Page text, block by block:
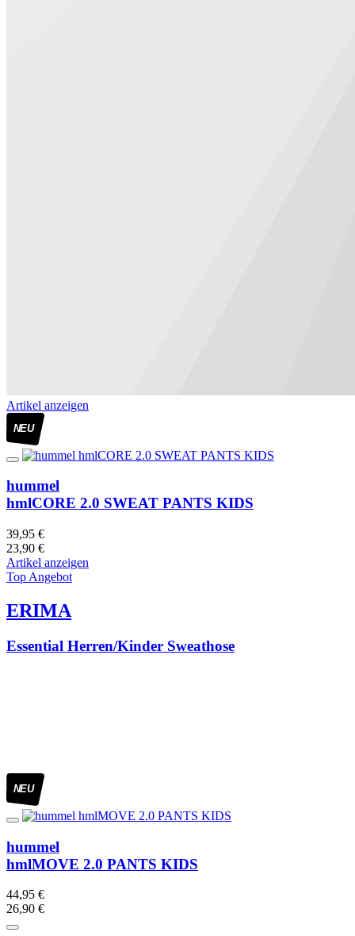
Artikel anzeigen
NEU
hummel
hmlCORE 2.0 SWEAT PANTS KIDS
39,95 €
23,90 €
Artikel anzeigen
Top Angebot
ERIMA
Essential Herren/Kinder Sweathose
NEU
hummel
hmlMOVE 2.0 PANTS KIDS
44,95 €
26,90 €